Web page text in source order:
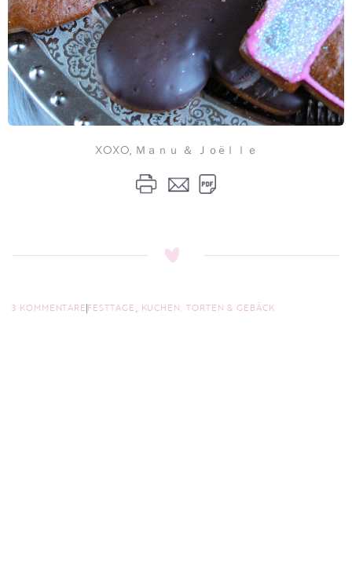
XOXO, Ｍａｎｕ ＆ Ｊｏëｌｌｅ
3 KOMMENTAREFESTTAGE, KUCHEN, TORTEN & GEBÄCK